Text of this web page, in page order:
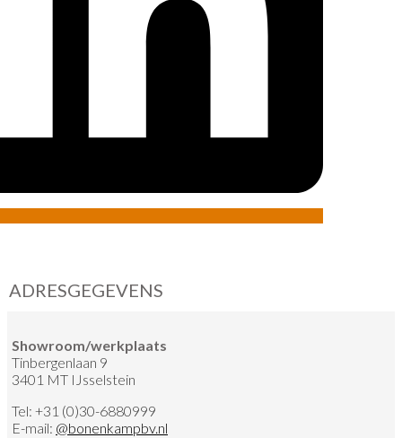
ADRESGEGEVENS
Showroom/werkplaats
Tinbergenlaan 9
3401 MT IJsselstein
Tel: +31 (0)30-6880999
E-mail: @bonenkampbv.nl